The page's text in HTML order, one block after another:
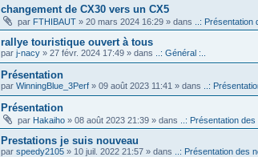
changement de CX30 vers un CX5
par FTHIBAUT » 20 mars 2024 16:29 » dans ..: Présentation
rallye touristique ouvert à tous
par j-nacy » 27 févr. 2024 17:49 » dans ..: Général :..
Présentation
par WinningBlue_3Perf » 09 août 2023 11:41 » dans ..:
Présentation
par Hakaiho » 08 août 2023 21:39 » dans ..: Présentation
Prestations je suis nouveau
par speedy2105 » 10 juil. 2022 21:57 » dans ..: Présentation des